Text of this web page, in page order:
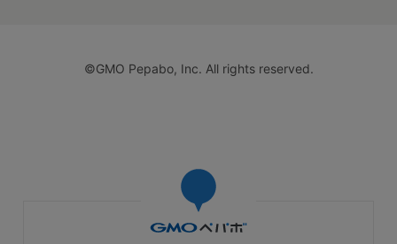
©GMO Pepabo, Inc. All rights reserved.